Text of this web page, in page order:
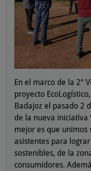
En el marco de la 2º
proyecto
Badajoz el pasado 2
de la nueva iniciativa
mejor es que unimos
asistentes para
sostenibles, de la
consumidores.